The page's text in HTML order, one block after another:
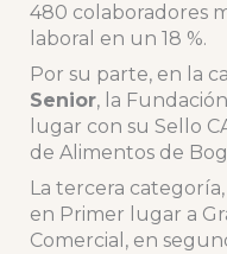
480 colaboradores
laboral en un 18 %.
Por su parte, en la
Senior, la
lugar con su Sello
de Alimentos de
La tercera
en Primer lugar a
Comercial, en